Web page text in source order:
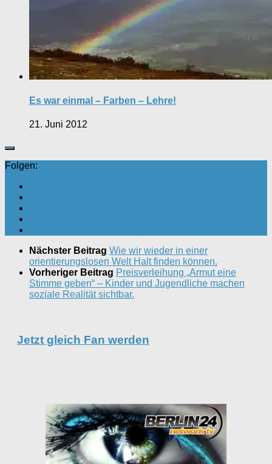
Es war einmal – Farben – Lehre!
21. Juni 2012
Folgen:
Nächster Beitrag Wie wir wieder in einer
orientierungslosen Welt Halt finden können.
Vorheriger Beitrag Preisverleihung „Armut eine
Stimme geben“ – Kinder und Jugendliche machen
soziale Realität sichtbar.
Jetzt gleich Fan werden